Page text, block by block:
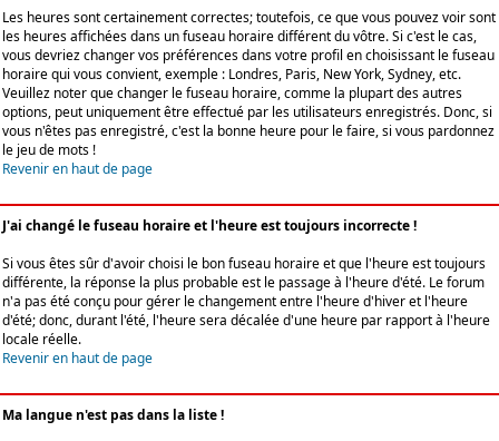
Les heures sont certainement correctes; toutefois, ce que vous pouvez voir sont
les heures affichées dans un fuseau horaire différent du vôtre. Si c'est le cas,
vous devriez changer vos préférences dans votre profil en choisissant le fuseau
horaire qui vous convient, exemple : Londres, Paris, New York, Sydney, etc.
Veuillez noter que changer le fuseau horaire, comme la plupart des autres
options, peut uniquement être effectué par les utilisateurs enregistrés. Donc, si
vous n'êtes pas enregistré, c'est la bonne heure pour le faire, si vous pardonnez
le jeu de mots !
Revenir en haut de page
J'ai changé le fuseau horaire et l'heure est toujours incorrecte !
Si vous êtes sûr d'avoir choisi le bon fuseau horaire et que l'heure est toujours
différente, la réponse la plus probable est le passage à l'heure d'été. Le forum
n'a pas été conçu pour gérer le changement entre l'heure d'hiver et l'heure
d'été; donc, durant l'été, l'heure sera décalée d'une heure par rapport à l'heure
locale réelle.
Revenir en haut de page
Ma langue n'est pas dans la liste !